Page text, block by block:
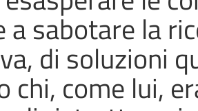
a sabotare la
di soluzioni
chi, come lui,